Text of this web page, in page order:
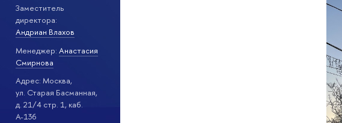
Заместитель
директора:
Андриан Влахов
Менеджер: Анастасия
Смирнова
Адрес: Москва,
ул. Старая Басманная,
д. 21/4 стр. 1, каб.
А-136